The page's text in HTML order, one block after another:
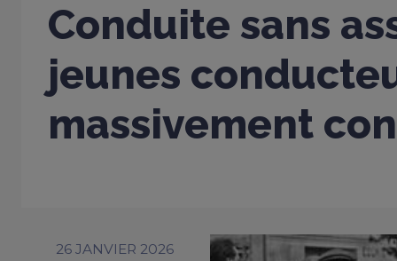
Conduite sans
jeunes
massivement
26 JANVIER 2026